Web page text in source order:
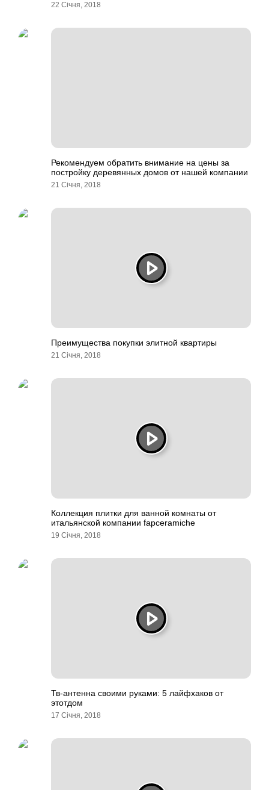
22 Січня, 2018
Рекомендуем обратить внимание на цены за
постройку деревянных домов от нашей компании
21 Січня, 2018
Преимущества покупки элитной квартиры
21 Січня, 2018
Коллекция плитки для ванной комнаты от
итальянской компании fapceramiche
19 Січня, 2018
Тв-антенна своими руками: 5 лайфхаков от
этотдом
17 Січня, 2018